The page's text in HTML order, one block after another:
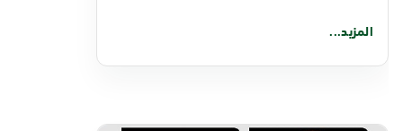
المزيد...